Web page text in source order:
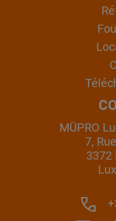
MÜPRO
7,
3372